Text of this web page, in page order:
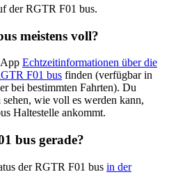
der RGTR F01 bus.
meistens voll?
Echtzeitinformationen über die
F01 bus finden (verfügbar in
bei bestimmten Fahrten). Du
sehen, wie voll es werden kann,
Haltestelle ankommt.
bus gerade?
der RGTR F01 bus in der